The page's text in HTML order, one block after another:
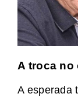
A troca no
A esperada